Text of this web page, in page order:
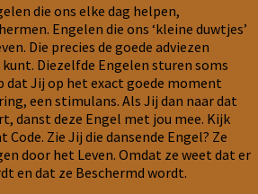
die ons elke dag helpen,
Engelen die ons ‘kleine duwtjes’
Die precies de goede adviezen
Diezelfde Engelen sturen soms
dat Jij op het exact goede moment
een stimulans. Als Jij dan naar dat
danst deze Engel met jou mee. Kijk
Code. Zie Jij die dansende Engel? Ze
door het Leven. Omdat ze weet dat er
en dat ze Beschermd wordt.